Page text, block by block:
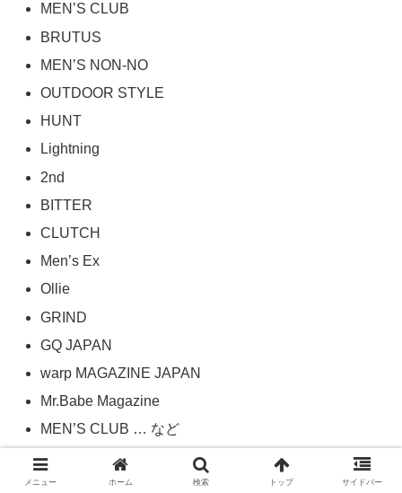
MEN’S CLUB
BRUTUS
MEN’S NON-NO
OUTDOOR STYLE
HUNT
Lightning
2nd
BITTER
CLUTCH
Men’s Ex
Ollie
GRIND
GQ JAPAN
warp MAGAZINE JAPAN
Mr.Babe Magazine
MEN’S CLUB … など
雑誌のジャンル
メニュー ホーム 検索 トップ サイドバー